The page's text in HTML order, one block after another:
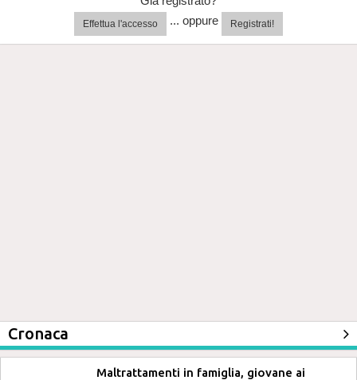
Effettua l'accesso ... oppure Registrati!
Cronaca
Maltrattamenti in famiglia, giovane ai